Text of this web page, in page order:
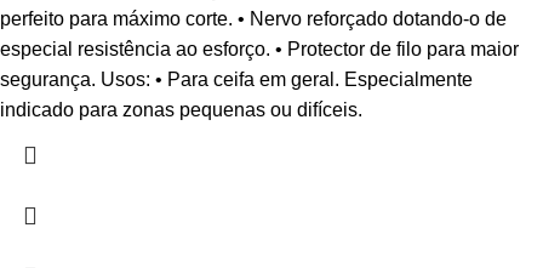
perfeito para máximo corte. • Nervo reforçado dotando-o de
especial resistência ao esforço. • Protector de filo para maior
segurança. Usos: • Para ceifa em geral. Especialmente
indicado para zonas pequenas ou difíceis.